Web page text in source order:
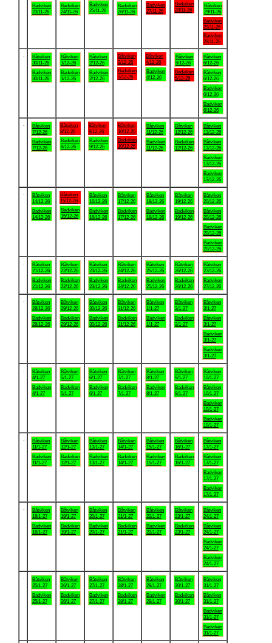
Badviken
23/11-26
Badviken
24/11-26
Badviken
25/11-26
Badviken
26/11-26
Badviken
27/11-26
Badviken
28/11-26
Båtviken
29/11-26
Badviken
29/11-26
Badviken
29/11-26
Båtviken
30/11-26
Badviken
30/11-26
Båtviken
1/12-26
Badviken
1/12-26
Båtviken
2/12-26
Badviken
2/12-26
Båtviken
3/12-26
Badviken
3/12-26
Båtviken
4/12-26
Badviken
4/12-26
Båtviken
5/12-26
Badviken
5/12-26
Båtviken
6/12-26
Båtviken
6/12-26
Badviken
6/12-26
Badviken
6/12-26
Båtviken
7/12-26
Badviken
7/12-26
Båtviken
8/12-26
Badviken
8/12-26
Båtviken
9/12-26
Badviken
9/12-26
Båtviken
10/12-26
Badviken
10/12-26
Båtviken
11/12-26
Badviken
11/12-26
Båtviken
12/12-26
Badviken
12/12-26
Båtviken
13/12-26
Båtviken
13/12-26
Badviken
13/12-26
Badviken
13/12-26
Båtviken
14/12-26
Badviken
14/12-26
Båtviken
15/12-26
Badviken
15/12-26
Båtviken
16/12-26
Badviken
16/12-26
Båtviken
17/12-26
Badviken
17/12-26
Båtviken
18/12-26
Badviken
18/12-26
Båtviken
19/12-26
Badviken
19/12-26
Båtviken
20/12-26
Båtviken
20/12-26
Badviken
20/12-26
Badviken
20/12-26
Båtviken
21/12-26
Badviken
21/12-26
Båtviken
22/12-26
Badviken
22/12-26
Båtviken
23/12-26
Badviken
23/12-26
Båtviken
24/12-26
Badviken
24/12-26
Båtviken
25/12-26
Badviken
25/12-26
Båtviken
26/12-26
Badviken
26/12-26
Båtviken
27/12-26
Badviken
27/12-26
Båtviken
28/12-26
Badviken
28/12-26
Båtviken
29/12-26
Badviken
29/12-26
Båtviken
30/12-26
Badviken
30/12-26
Båtviken
31/12-26
Badviken
31/12-26
Båtviken
1/1-27
Badviken
1/1-27
Båtviken
2/1-27
Badviken
2/1-27
Båtviken
3/1-27
Båtviken
3/1-27
Badviken
3/1-27
Badviken
3/1-27
Båtviken
4/1-27
Badviken
4/1-27
Båtviken
5/1-27
Badviken
5/1-27
Båtviken
6/1-27
Badviken
6/1-27
Båtviken
7/1-27
Badviken
7/1-27
Båtviken
8/1-27
Badviken
8/1-27
Båtviken
9/1-27
Badviken
9/1-27
Båtviken
10/1-27
Båtviken
10/1-27
Badviken
10/1-27
Badviken
10/1-27
Båtviken
11/1-27
Badviken
11/1-27
Båtviken
12/1-27
Badviken
12/1-27
Båtviken
13/1-27
Badviken
13/1-27
Båtviken
14/1-27
Badviken
14/1-27
Båtviken
15/1-27
Badviken
15/1-27
Båtviken
16/1-27
Badviken
16/1-27
Båtviken
17/1-27
Båtviken
17/1-27
Badviken
17/1-27
Badviken
17/1-27
Båtviken
18/1-27
Badviken
18/1-27
Båtviken
19/1-27
Badviken
19/1-27
Båtviken
20/1-27
Badviken
20/1-27
Båtviken
21/1-27
Badviken
21/1-27
Båtviken
22/1-27
Badviken
22/1-27
Båtviken
23/1-27
Badviken
23/1-27
Båtviken
24/1-27
Båtviken
24/1-27
Badviken
24/1-27
Badviken
24/1-27
Båtviken
25/1-27
Badviken
25/1-27
Båtviken
26/1-27
Badviken
26/1-27
Båtviken
27/1-27
Badviken
27/1-27
Båtviken
28/1-27
Badviken
28/1-27
Båtviken
29/1-27
Badviken
29/1-27
Båtviken
30/1-27
Badviken
30/1-27
Båtviken
31/1-27
Båtviken
31/1-27
Badviken
31/1-27
Badviken
31/1-27